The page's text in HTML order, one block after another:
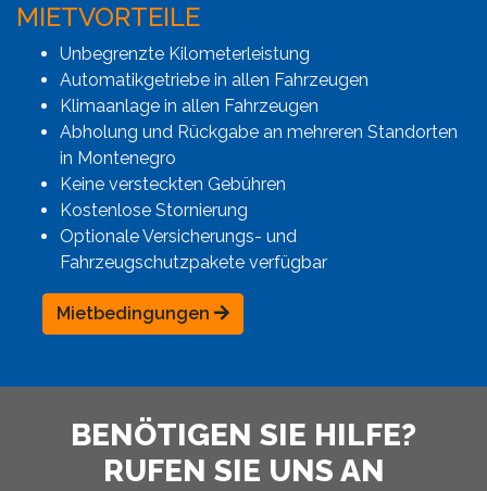
MIETVORTEILE
Unbegrenzte Kilometerleistung
Automatikgetriebe in allen Fahrzeugen
Klimaanlage in allen Fahrzeugen
Abholung und Rückgabe an mehreren Standorten
in Montenegro
Keine versteckten Gebühren
Kostenlose Stornierung
Optionale Versicherungs- und
Fahrzeugschutzpakete verfügbar
Mietbedingungen
BENÖTIGEN SIE HILFE?
RUFEN SIE UNS AN